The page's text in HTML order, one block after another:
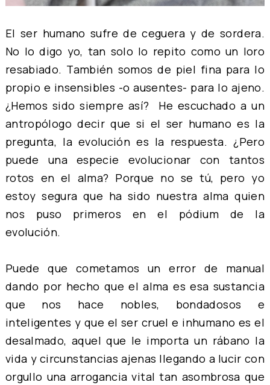
El ser humano sufre de ceguera y de sordera.
No lo digo yo, tan solo lo repito como un loro
resabiado. También somos de piel fina para lo
propio e insensibles -o ausentes- para lo ajeno.
¿Hemos sido siempre así? He escuchado a un
antropólogo decir que si el ser humano es la
pregunta, la evolución es la respuesta. ¿Pero
puede una especie evolucionar con tantos
rotos en el alma? Porque no se tú, pero yo
estoy segura que ha sido nuestra alma quien
nos puso primeros en el pódium de la
evolución.
Puede que cometamos un error de manual
dando por hecho que el alma es esa sustancia
que nos hace nobles, bondadosos e
inteligentes y que el ser cruel e inhumano es el
desalmado, aquel que le importa un rábano la
vida y circunstancias ajenas llegando a lucir con
orgullo una arrogancia vital tan asombrosa que